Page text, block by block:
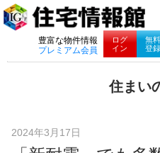
豊富な物件情報
プレミアム会員
ログ
イン
無
登録
ナビゲーション
住まい
い
2024年3月17日